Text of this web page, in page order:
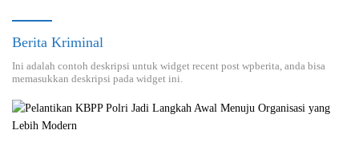
Berita Kriminal
Ini adalah contoh deskripsi untuk widget recent post wpberita, anda bisa
memasukkan deskripsi pada widget ini.